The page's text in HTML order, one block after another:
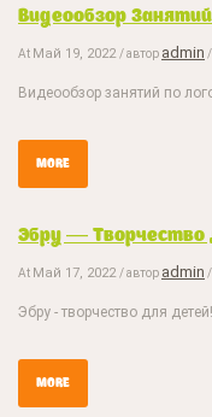
Видеообзор
At Май 19, 2022 / автор admin
Видеообзор занятий по
MORE
Эбру —
At Май 17, 2022 / автор admin
Эбру - творчество для детей!
MORE